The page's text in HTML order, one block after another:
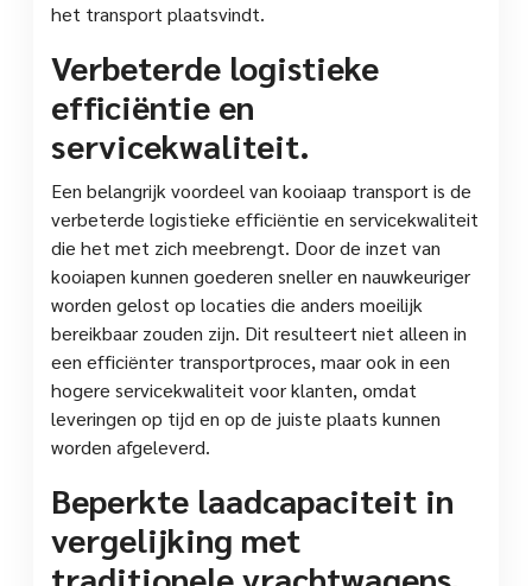
het transport plaatsvindt.
Verbeterde logistieke
efficiëntie en
servicekwaliteit.
Een belangrijk voordeel van kooiaap transport is de
verbeterde logistieke efficiëntie en servicekwaliteit
die het met zich meebrengt. Door de inzet van
kooiapen kunnen goederen sneller en nauwkeuriger
worden gelost op locaties die anders moeilijk
bereikbaar zouden zijn. Dit resulteert niet alleen in
een efficiënter transportproces, maar ook in een
hogere servicekwaliteit voor klanten, omdat
leveringen op tijd en op de juiste plaats kunnen
worden afgeleverd.
Beperkte laadcapaciteit in
vergelijking met